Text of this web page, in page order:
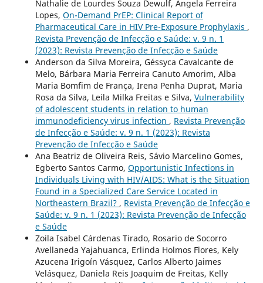
Nathalie de Lourdes Souza Dewulf, Angela Ferreira
Lopes, On-Demand PrEP: Clinical Report of
Pharmaceutical Care in HIV Pre-Exposure Prophylaxis ,
Revista Prevenção de Infecção e Saúde: v. 9 n. 1
(2023): Revista Prevenção de Infecção e Saúde
Anderson da Silva Moreira, Géssyca Cavalcante de
Melo, Bárbara Maria Ferreira Canuto Amorim, Alba
Maria Bomfim de França, Irena Penha Duprat, Maria
Rosa da Silva, Leila Milka Freitas e Silva, Vulnerability
of adolescent students in relation to human
immunodeficiency virus infection , Revista Prevenção
de Infecção e Saúde: v. 9 n. 1 (2023): Revista
Prevenção de Infecção e Saúde
Ana Beatriz de Oliveira Reis, Sávio Marcelino Gomes,
Egberto Santos Carmo, Opportunistic Infections in
Individuals Living with HIV/AIDS: What is the Situation
Found in a Specialized Care Service Located in
Northeastern Brazil? , Revista Prevenção de Infecção e
Saúde: v. 9 n. 1 (2023): Revista Prevenção de Infecção
e Saúde
Zoila Isabel Cárdenas Tirado, Rosario de Socorro
Avellaneda Yajahuanca, Erlinda Holmos Flores, Kely
Azucena Irigoín Vásquez, Carlos Alberto Jaimes
Velásquez, Daniela Reis Joaquim de Freitas, Kelly